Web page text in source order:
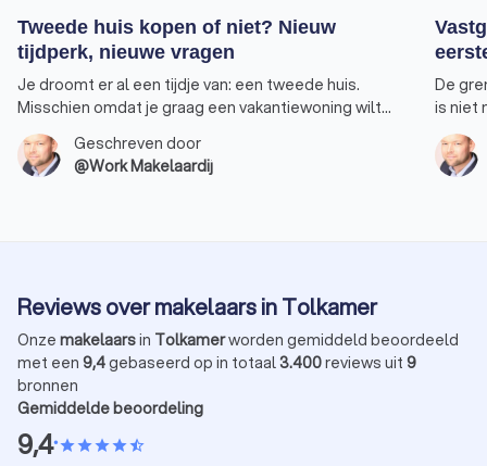
Tweede huis kopen of niet? Nieuw
tijdperk, nieuwe vragen
Je droomt er al een tijdje van: een tweede huis.
Misschien omdat je graag een vakantiewoning wilt
bezitten waarnaar je tijdens de wintermaanden kan
uitwijken. Of omdat je extra inkomen wilt genereren
door het huis te verhuren. Feit is dat de regels op het
Geschreven door
@Work Makelaardij
De
is niet
Een
Reviews over makelaars in Tolkamer
Onze makelaarsin Tolkamerworden gemiddeld beoordeeld
met een 9,4gebaseerd op in totaal3.400reviews uit 9
bronnen
Gemiddelde beoordeling
9,4•starstarstarstarstar_half